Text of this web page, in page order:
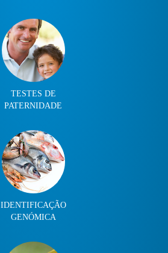
TESTES DE
PATERNIDADE
IDENTIFICAÇÃO
GENÓMICA